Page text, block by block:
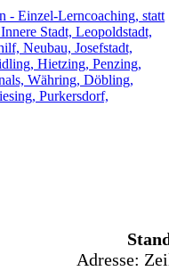
Adresse: